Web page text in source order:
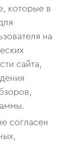
которые в
на
сайта,
согласен